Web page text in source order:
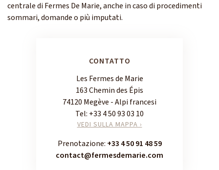
centrale di Fermes De Marie, anche in caso di procedimenti
sommari, domande o più imputati.
CONTATTO
Les Fermes de Marie
163 Chemin des Épis
74120 Megève - Alpi francesi
Tel: +33 4 50 93 03 10
VEDI SULLA MAPPA ›
Prenotazione: +33 4 50 91 48 59
contact@fermesdemarie.com